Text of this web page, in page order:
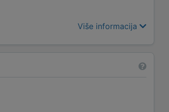
Više informacija